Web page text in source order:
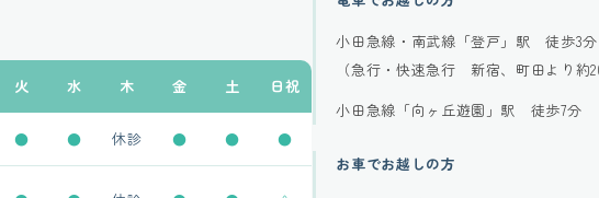
火 水 木 金 土 日祝
● ● 休診 ● ● ●
小田急線・南武線「登戸」駅 徒歩3分
（急行・快速急行 新宿、町田より約
小田急線「向ヶ丘遊園」駅 徒歩7分
お車でお越しの方